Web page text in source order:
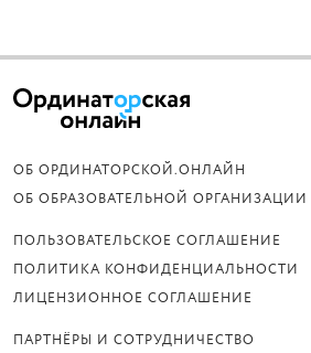
ОБ ОРДИНАТОРСКОЙ.ОНЛАЙН
ОБ ОБРАЗОВАТЕЛЬНОЙ ОРГАНИЗАЦИИ
ПОЛЬЗОВАТЕЛЬСКОЕ СОГЛАШЕНИЕ
ПОЛИТИКА КОНФИДЕНЦИАЛЬНОСТИ
ЛИЦЕНЗИОННОЕ СОГЛАШЕНИЕ
ПАРТНЁРЫ И СОТРУДНИЧЕСТВО